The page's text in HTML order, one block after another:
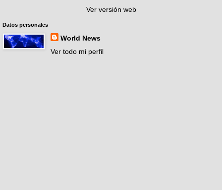
Ver versión web
Datos personales
World News
Ver todo mi perfil